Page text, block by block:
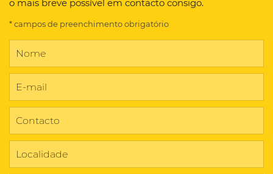
o mais breve possível em contacto consigo.
* campos de preenchimento obrigatório